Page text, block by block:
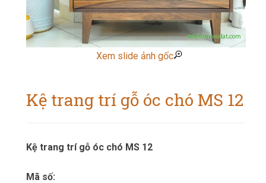
Xem slide ảnh gốc
Kệ trang trí gỗ óc chó MS 12
Kệ trang trí gỗ óc chó MS 12
Mã số: